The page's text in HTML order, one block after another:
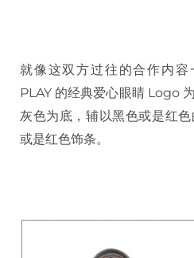
就像这双方过往的合作内
PLAY 的经典爱心眼睛 Logo
灰色为底，辅以黑色或是红
或是红色饰条。